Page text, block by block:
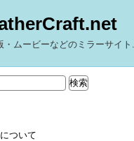
・ムービーなどのミラーサイト.
ついて